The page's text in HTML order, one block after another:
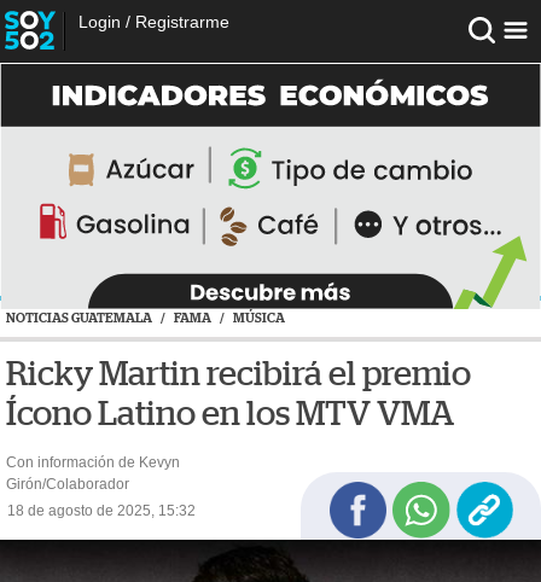
Login / Registrarme
NOTICIAS GUATEMALA / FAMA / MÚSICA
Ricky Martin recibirá el premio
Ícono Latino en los MTV VMA
Con información de Kevyn
Girón/Colaborador
18 de agosto de 2025, 15:32